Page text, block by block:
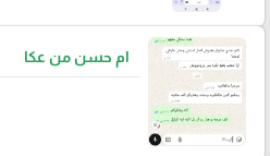
ام حسن من عكا